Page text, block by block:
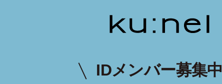
IDメンバー募集中